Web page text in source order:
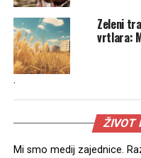
Zeleni
vrtlara:
.
ŽIVOT
Mi smo medij zajednice.